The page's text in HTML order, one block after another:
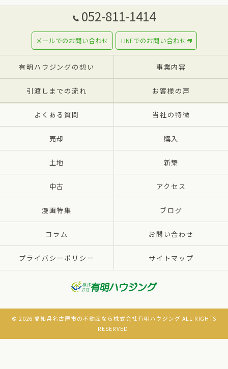
052-811-1414
メールでのお問い合わせ LINEでのお問い合わせ
有明ハウジングの想い 事業内容
引渡しまでの流れ お客様の声
よくある質問 当社の特徴
売却 購入
土地 新築
中古 アクセス
漫画特集 ブログ
コラム お問い合わせ
プライバシーポリシー サイトマップ
© 2026 愛知県名古屋市の不動産なら株式会社有明ハウジング ALL RIGHTS
RESERVED.